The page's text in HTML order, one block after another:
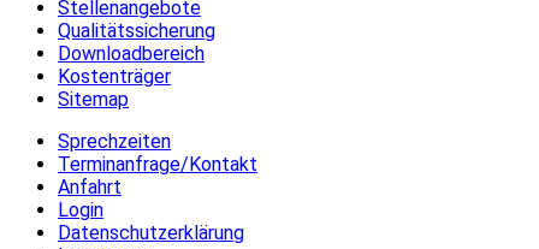
Stellenangebote
Qualitätssicherung
Downloadbereich
Kostenträger
Sitemap
Sprechzeiten
Terminanfrage/Kontakt
Anfahrt
Login
Datenschutzerklärung